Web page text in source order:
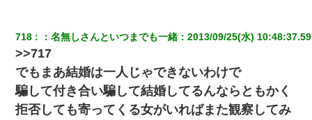
718 ：名無しさんといつまでも一緒 ：2013/09/25(水)
>>717
でもまあ結婚は一人じゃできないわけで
騙して付き合い騙して結婚してるんならともかく
拒否しても寄ってくる女がいればまた観察してみ